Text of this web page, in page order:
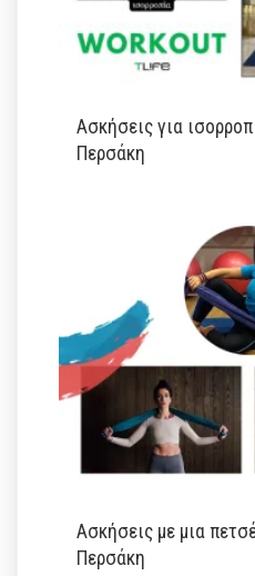
Ασκήσεις για
Περσάκη
Ασκήσεις με μια
Περσάκη